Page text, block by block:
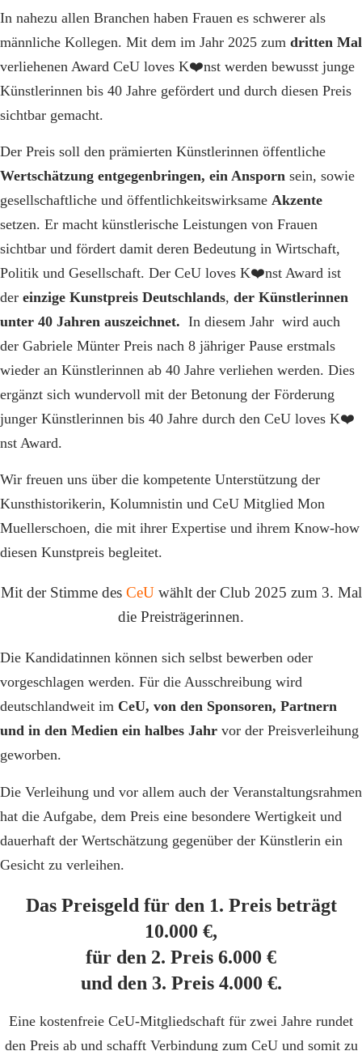
In nahezu allen Branchen haben Frauen es schwerer als
männliche Kollegen. Mit dem im Jahr 2025 zum dritten Mal
verliehenen Award CeU loves K❤️nst werden bewusst junge
Künstlerinnen bis 40 Jahre gefördert und durch diesen Preis
sichtbar gemacht.
Der Preis soll den prämierten Künstlerinnen öffentliche
Wertschätzung entgegenbringen, ein Ansporn sein, sowie
gesellschaftliche und öffentlichkeitswirksame Akzente
setzen. Er macht künstlerische Leistungen von Frauen
sichtbar und fördert damit deren Bedeutung in Wirtschaft,
Politik und Gesellschaft. Der CeU loves K❤️nst Award ist
der einzige Kunstpreis Deutschlands, der Künstlerinnen
unter 40 Jahren auszeichnet. In diesem Jahr wird auch
der Gabriele Münter Preis nach 8 jähriger Pause erstmals
wieder an Künstlerinnen ab 40 Jahre verliehen werden. Dies
ergänzt sich wundervoll mit der Betonung der Förderung
junger Künstlerinnen bis 40 Jahre durch den CeU loves K❤️
nst Award.
Wir freuen uns über die kompetente Unterstützung der
Kunsthistorikerin, Kolumnistin und CeU Mitglied Mon
Muellerschoen, die mit ihrer Expertise und ihrem Know-how
diesen Kunstpreis begleitet.
Mit der Stimme des CeUwählt der Club 2025 zum 3. Mal
die Preisträgerinnen.
Die Kandidatinnen können sich selbst bewerben oder
vorgeschlagen werden. Für die Ausschreibung wird
deutschlandweit im CeU, von den Sponsoren, Partnern
und in den Medien ein halbes Jahr vor der Preisverleihung
geworben.
Die Verleihung und vor allem auch der Veranstaltungsrahmen
hat die Aufgabe, dem Preis eine besondere Wertigkeit und
dauerhaft der Wertschätzung gegenüber der Künstlerin ein
Gesicht zu verleihen.
Das Preisgeld für den 1. Preis beträgt
10.000 €,
für den 2. Preis 6.000 €
und den 3. Preis 4.000 €.
Eine kostenfreie CeU-Mitgliedschaft für zwei Jahre rundet
den Preis ab und schafft Verbindung zum CeU und somit zu